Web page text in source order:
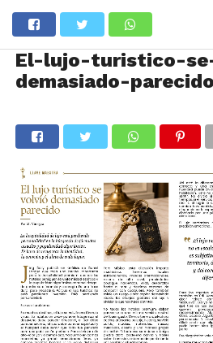
El-lujo-turistico-
demasiado-parecido